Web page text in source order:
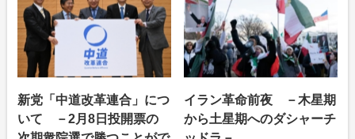
新党「中道改革連合」につ
いて －2月8日投開票の
イラン革命前夜 －木星期
から土星期へのダシャーチ